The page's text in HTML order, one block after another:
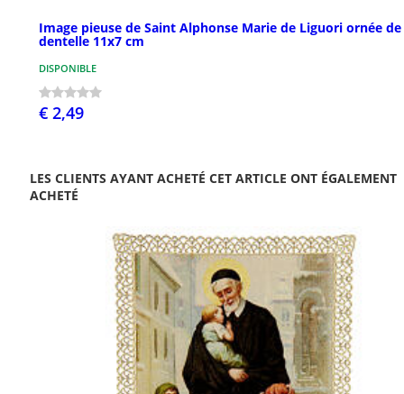
Image pieuse de Saint Alphonse Marie de Liguori ornée de
dentelle 11x7 cm
DISPONIBLE
€ 2,49
LES CLIENTS AYANT ACHETÉ CET ARTICLE ONT ÉGALEMENT
ACHETÉ